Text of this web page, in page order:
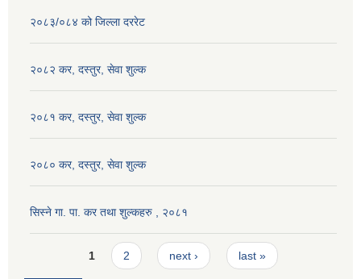
२०८३/०८४ को जिल्ला दररेट
२०८२ कर, दस्तुर, सेवा शुल्क
२०८१ कर, दस्तुर, सेवा शुल्क
२०८० कर, दस्तुर, सेवा शुल्क
सिस्ने गा. पा. कर तथा शुल्कहरु , २०८१
Pages1 2 next › last »